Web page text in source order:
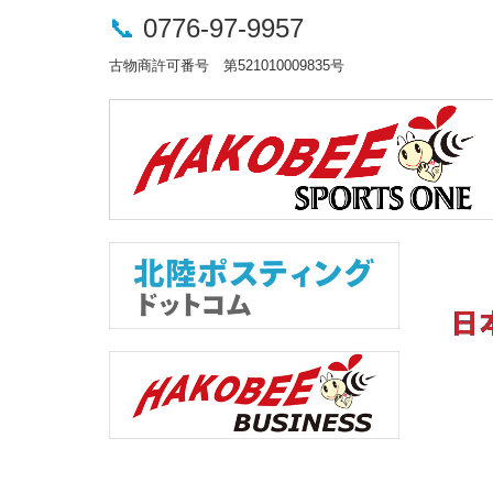
📞 0776-97-9957
古物商許可番号 第521010009835号